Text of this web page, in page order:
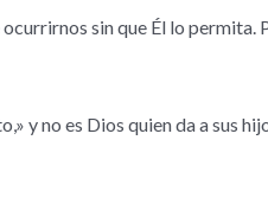
sin que Él lo
y no es Dios quien da a sus